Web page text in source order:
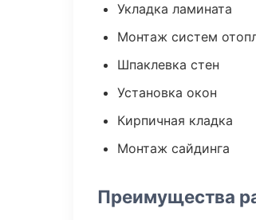
Укладка ламината
Монтаж систем
Шпаклевка стен
Установка окон
Кирпичная кладка
Монтаж сайдинга
Преимущества